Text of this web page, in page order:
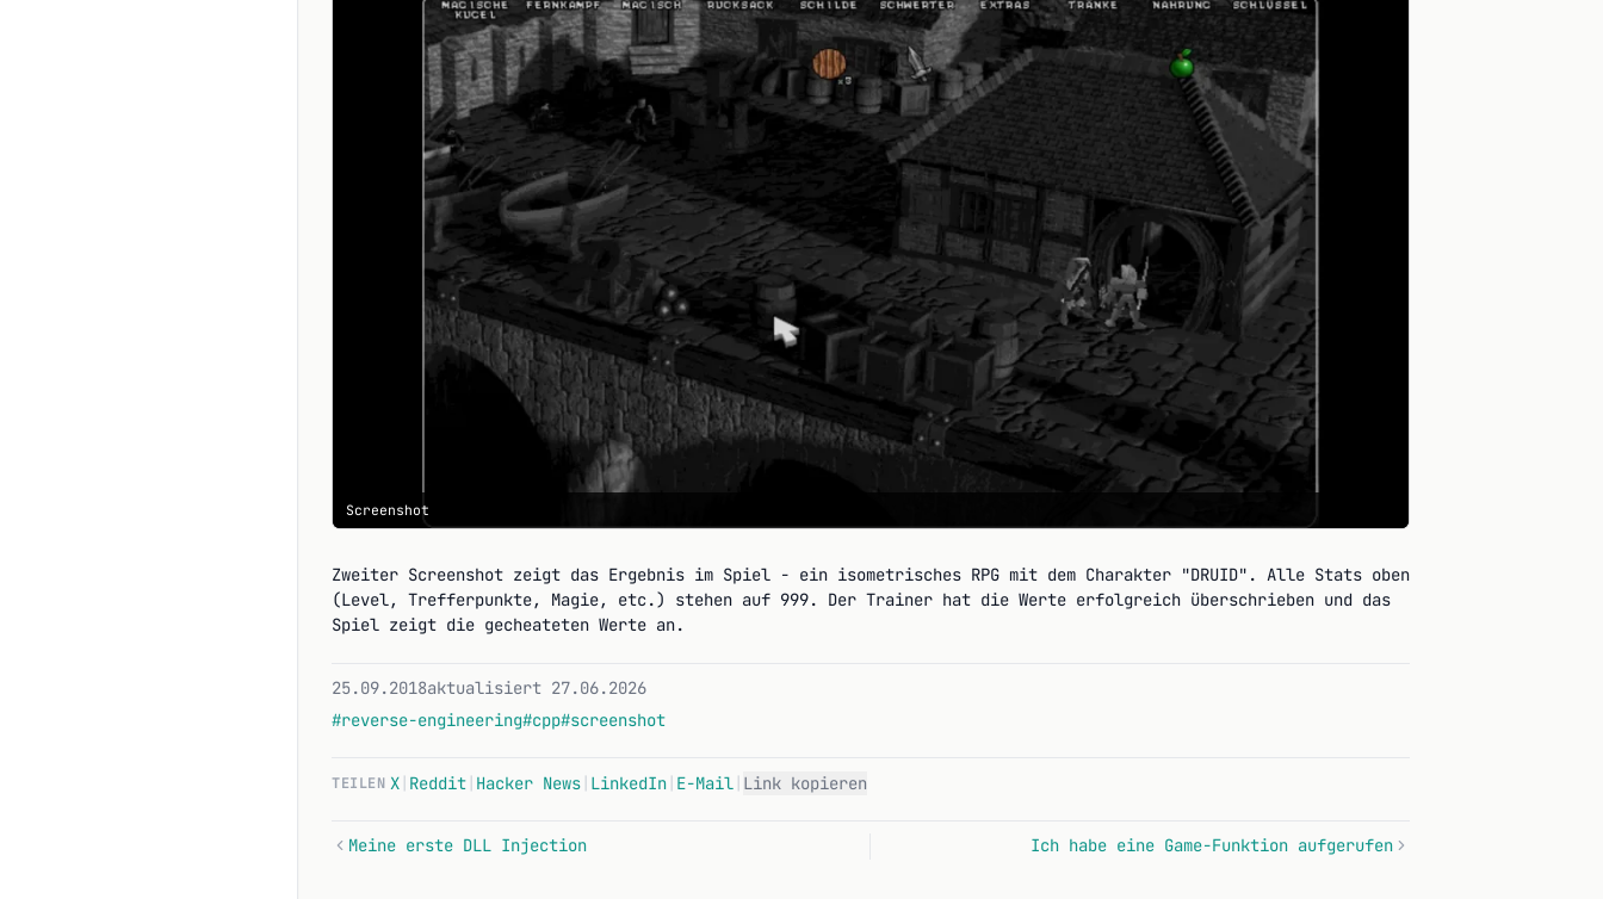
Screenshot
Zweiter Screenshot zeigt das Ergebnis im Spiel - ein isometrisches RPG mit dem Charakter "DRUID". Alle Stats oben
(Level, Trefferpunkte, Magie, etc.) stehen auf 999. Der Trainer hat die Werte erfolgreich überschrieben und das
Spiel zeigt die gecheateten Werte an.
25.09.2018aktualisiert 27.06.2026
#reverse-engineering#cpp#screenshot
TEILEN X Reddit Hacker News LinkedIn E-Mail Link kopieren
Meine erste DLL Injection Ich habe eine Game-Funktion aufgerufen